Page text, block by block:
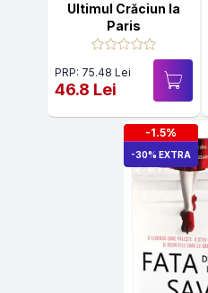
Ultimul Crăciun la
Paris
PRP: 75.48 Lei
46.8 Lei
-1.5%
-30% EXTRA